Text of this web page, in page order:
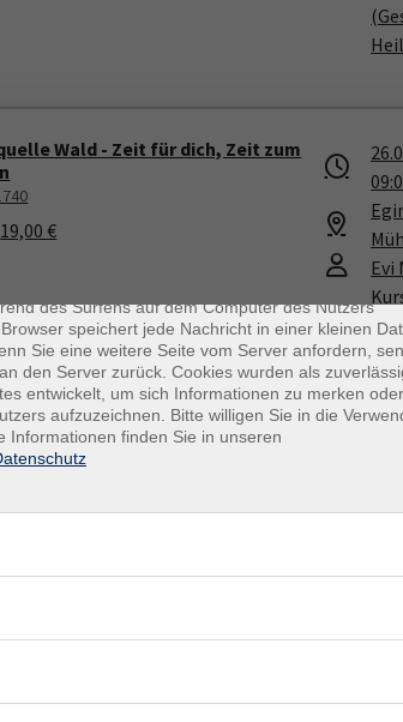
Wald - Zeit für dich, Zeit zum
19,00 €
Evi
Stille des Waldes – Achtsamkeit und
in
- Deine kleine Auszeit im Wald
des Surfens auf dem Computer des Nutzers
speichert jede Nachricht in einer kleinen
Sie eine weitere Seite vom Server anfordern,
den Server zurück. Cookies wurden als
entwickelt, um sich Informationen zu merken
aufzuzeichnen. Bitte willigen Sie in die
Informationen finden Sie in unseren